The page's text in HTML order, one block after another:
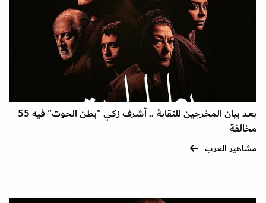
بعد بيان المخرجين للنقابة .. أشرف زكي "بطن الحوت" فيه 55
مخالفة
مشاهير العرب